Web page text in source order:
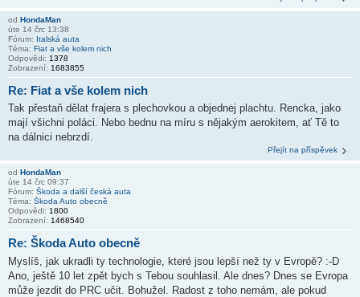
od HondaMan
úte 14 črc 13:38
Fórum: Italská auta
Téma: Fiat a vše kolem nich
Odpovědi: 1378
Zobrazení: 1683855
Re: Fiat a vše kolem nich
Tak přestaň dělat frajera s plechovkou a objednej plachtu. Rencka, jako
mají všichni poláci. Nebo bednu na míru s nějakým aerokitem, ať Tě to
na dálnici nebrzdí.
Přejít na příspěvek
od HondaMan
úte 14 črc 09:37
Fórum: Škoda a další česká auta
Téma: Škoda Auto obecně
Odpovědi: 1800
Zobrazení: 1468540
Re: Škoda Auto obecně
Myslíš, jak ukradli ty technologie, které jsou lepší než ty v Evropě? :-D
Ano, ještě 10 let zpět bych s Tebou souhlasil. Ale dnes? Dnes se Evropa
může jezdit do PRC učit. Bohužel. Radost z toho nemám, ale pokud